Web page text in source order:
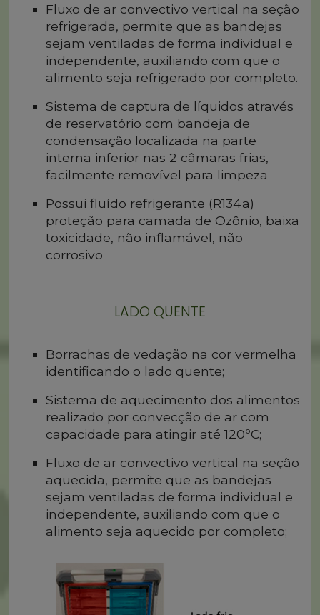
Fluxo de ar convectivo vertical na seção
refrigerada, permite que as bandejas
sejam ventiladas de forma individual e
independente, auxiliando com que o
alimento seja refrigerado por completo.
Sistema de captura de líquidos através
de reservatório com bandeja de
condensação localizada na parte
interna inferior nas 2 câmaras frias,
facilmente removível para limpeza
Possui fluído refrigerante (R134a)
proteção para camada de Ozônio, baixa
toxicidade, não inflamável, não
corrosivo
LADO QUENTE
Borrachas de vedação na cor vermelha
identificando o lado quente;
Sistema de aquecimento dos alimentos
realizado por convecção de ar com
capacidade para atingir até 120ºC;
Fluxo de ar convectivo vertical na seção
aquecida, permite que as bandejas
sejam ventiladas de forma individual e
independente, auxiliando com que o
alimento seja aquecido por completo;